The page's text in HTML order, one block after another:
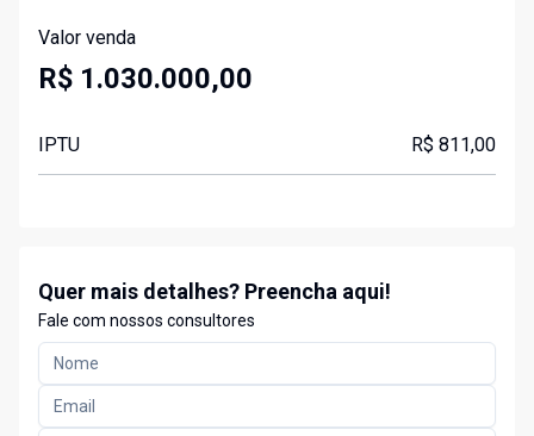
Valor venda
R$ 1.030.000,00
IPTU R$ 811,00
Quer mais detalhes? Preencha aqui!
Fale com nossos consultores